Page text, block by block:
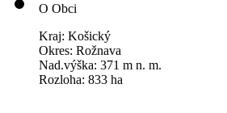
O Obci
Kraj: Košický
Okres: Rožnava
Nad.výška: 371 m n. m.
Rozloha: 833 ha